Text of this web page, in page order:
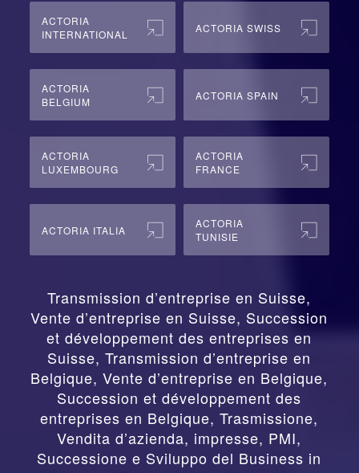
ACTORIA
INTERNATIONAL
ACTORIA SWISS
ACTORIA
BELGIUM
ACTORIA SPAIN
ACTORIA
LUXEMBOURG
ACTORIA
FRANCE
ACTORIA ITALIA
ACTORIA
TUNISIE
Transmission d’entreprise en Suisse,
Vente d’entreprise en Suisse, Succession
et développement des entreprises en
Suisse,Transmission d’entreprise en
Belgique, Vente d’entreprise en Belgique,
Succession et développement des
entreprises en Belgique,Trasmissione,
Vendita d’azienda, impresse, PMI,
Successione e Sviluppo del Business in